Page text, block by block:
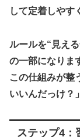
して定着しやす
ルールを“見え
の一部になりま
この仕組みが整
いいんだっけ？
ステップ4：